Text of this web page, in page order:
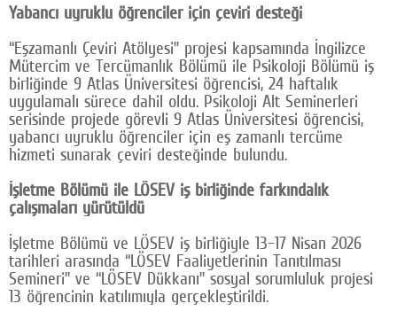
Yabancı uyruklu öğrenciler için çeviri desteği
“Eşzamanlı Çeviri Atölyesi” projesi kapsamında İngilizce
Mütercim ve Tercümanlık Bölümü ile Psikoloji Bölümü iş
birliğinde 9 Atlas Üniversitesi öğrencisi, 24 haftalık
uygulamalı sürece dahil oldu. Psikoloji Alt Seminerleri
serisinde projede görevli 9 Atlas Üniversitesi öğrencisi,
yabancı uyruklu öğrenciler için eş zamanlı tercüme
hizmeti sunarak çeviri desteğinde bulundu.
İşletme Bölümü ile LÖSEV iş birliğinde farkındalık
çalışmaları yürütüldü
İşletme Bölümü ve LÖSEV iş birliğiyle 13–17 Nisan 2026
tarihleri arasında “LÖSEV Faaliyetlerinin Tanıtılması
Semineri” ve “LÖSEV Dükkanı” sosyal sorumluluk projesi
13 öğrencinin katılımıyla gerçekleştirildi.